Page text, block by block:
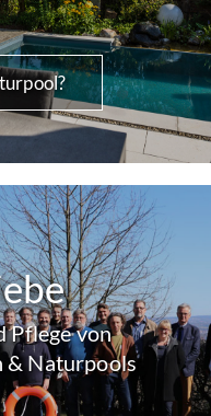
Pflege von
& Naturpools